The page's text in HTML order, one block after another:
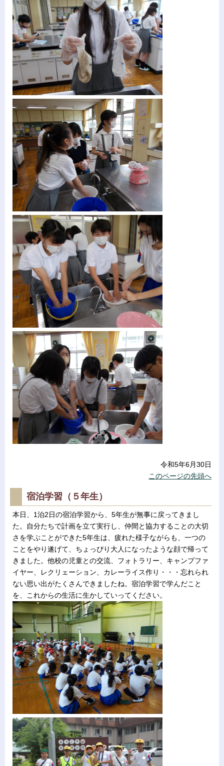
令和5年6月30日
このページの先頭へ
宿泊学習（５年生）
本日、1泊2日の宿泊学習から、5年生が無事に戻ってきまし
た。自分たちで計画を立て実行し、仲間と協力することの大切
さを学ぶことができた5年生は、疲れた様子ながらも、一つの
ことをやり遂げて、ちょっぴり大人になったような顔で帰って
きました。他校の児童との交流、フォトラリー、キャンプファ
イヤー、レクリェーション、カレーライス作り・・・忘れられ
ない思い出がたくさんできましたね。宿泊学習で学んだこと
を、これからの生活に生かしていってください。